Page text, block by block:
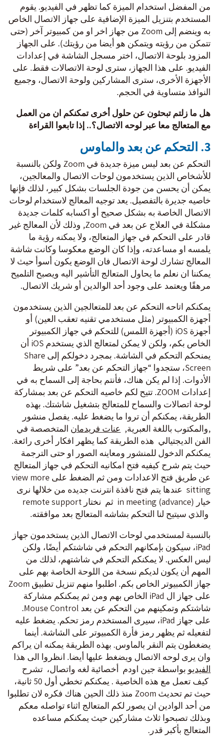
من المفضل استخدام الميزة كما تظهر في الفيديو. يقوم
المستخدم بتنزيل الميزة الإضافية على جهاز الاتصال الخاص
به وينضم إلى Zoom من جهاز اخر او من كمبيوتر آخر (حتى
تتمكن من رؤيته ويتمكن هو أيضا من رؤيتك). على الجهاز
المزود بلوحة الاتصال، اختر مسجل الشاشة في إعدادات
الفيديو. على هذا الجهاز، سترى لوحة الاتصالات فقط. على
الأجهزة الأخرى، سترى المشاركين ولوحة الاتصال، وجميع
النوافذ متساوية في الحجم.
هل ما زلتم تبحثون عن حلول أخرى تمكنكم ان من العمل
مع المتعالج معا عبر لوحه الاتصال؟.. إذا تابعوا القراءة
3. التحكم عن بعد والماوس
التحكم عن بعد ليس ميزة جديدة في Zoom ولكن بالنسبة
للأشخاص الذين يستخدمون لوحات الاتصال والمعالجين،
يمكن أن يحسن من جودة الجلسات بشكل كبير، لذلك فإنها
خاصيه جديرة بالتفصيل. يعد توجيه المعالج لاستخدام لوحات
الاتصال الخاصة به بشكل صحيح أو اكسابه كلمات جديدة
مشكلة في العلاج عن بعد في Zoom, وذلك لأن المعالج غير
قادر على التحكم في جهاز المتعالج، ولا يمكنه رؤية ما
يلمسه او مساعدته، وإذا كان الوضع معكوسا وكانت شاشة
المعالج تشارك لوحة الاتصال فان الوضع يكون أسوأ حيث لا
يمكننا ان نعلم ما يحاول المتعالج التأشير اليه ويصبح التلميح
مرهقًا ويعتمد على وجود أحد الوالدين أو شريك الاتصال.
يمكنكم اتاحه التحكم عن بعد للمتعالجين الذين يستخدمون
أجهزة الكمبيوتر (مثل مستخدمي تقنيه تعقب العين) أو
أجهزة iOS (أجهزة اللمس) للتحكم في جهاز الكمبيوتر
الخاص بكم، ولكن لا يمكن لمتعالج الذي يستخدم iOS أن
يمنحكم التحكم في الشاشة. بمجرد دخولكم إلى Share
Screen، ستجدوا “جهاز التحكم عن بعد” على شريط
الأدوات. إذا لم يكن هناك، فأنتم بحاجة إلى السماح به في
إعدادات ZOOM. تتيح لكم خاصيه التحكم عن بعد بمشاركة
لوحة اتصالات والسماح للمتعالج بتشغيل شاشتك. بهذه
الطريقة، يمكنكم أن تروا ما يضغط عليه. يفصل منشور
,والمكتوب باللغة العبرية, عنات فريدمان المتخصصة في
الفن الديجتيالي هذه الطريقة كما يظهر افكار أخرى رائعة.
يمكنكم الدخول للمنشور ومعاينه الصور او حتى الترجمة
حيث يتم شرح كيفيه فتح امكانيه التحكم في جهاز المتعالج
عن طريق فتح الاعدادات ومن ثم الضغط على view more
sitting عندها يتم فتح نافذة انترنت جديده من خلالها نرى
خيار in meeting (advance) ثم نختار remote support
والذي سيتيح لنا التحكم بشاشه المتعالج بعد موافقته.
بالنسبة لمستخدمي لوحات الاتصال الذين يستخدمون جهاز
iPad، سيكون بإمكانهم التحكم في شاشتكم أيضًا، ولكن
ليس العكس. لا يمكنكم التحكم في شاشتهم، لذلك من
المهم أن يكون لديكم نسخة من اللوحة الخاصة بهم على
جهاز الكمبيوتر الخاص بكم. اطلبوا منهم تنزيل تطبيق Zoom
على جهاز ال iPad الخاص بهم ومن ثم يمكنكم مشاركة
شاشتكم وتمكينهم من التحكم عن بعد Mouse Control.
على جهاز iPad، سيرى المستخدم رمز تحكم. يضغط عليه
لتفعيله ثم يظهر رمز فأرة الكمبيوتر على الشاشة. أينما
يضغطون يتم النقر بالماوس. بهذه الطريقة يمكنه ان يراكم
وان يرى لوحه الاتصال ويضغط عليها أيضا. انظروا الى هذا
الفيديو بواسطة جين اودم أخصائية لغه واتصال، تشرح
كيف تعمل مع هذه الخاصية . يمكنكم تخطي أول 50 ثانية،
حيث تم تحديث Zoom منذ ذلك الحين هناك فكره لان تطلبوا
من أحد الوادين ان يصور لكم المتعالج اثناء تواصله معكم
وبذلك تصبحوا ثلاث مشاركين حيث يمكنكم مساعده
المتعالج بأكبر قدر.